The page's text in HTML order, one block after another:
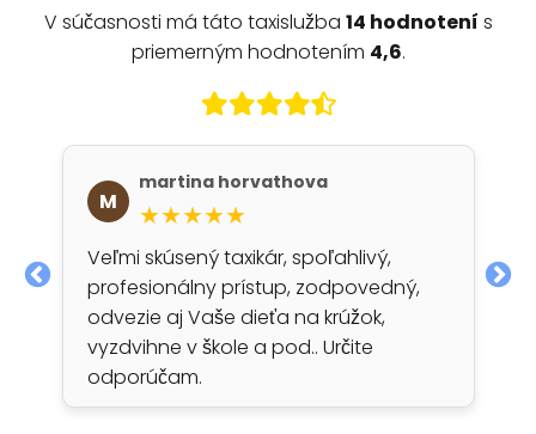
V súčasnosti má táto taxislužba 14 hodnotení s
priemerným hodnotením 4,6.
M
martina horvathova
★★★★★
Veľmi skúsený taxikár, spoľahlivý,
profesionálny prístup, zodpovedný,
odvezie aj Vaše dieťa na krúžok,
vyzdvihne v škole a pod.. Určite
odporúčam.